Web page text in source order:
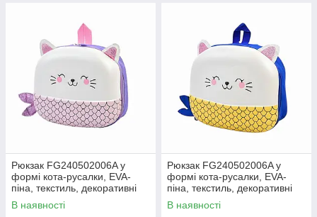
Рюкзак FG240502006A у
формі кота-русалки, EVA-
піна, текстиль, декоративні
блискітки, 23×20×8 см,
фіолетовий
В наявності
Рюкзак FG240502006A у
формі кота-русалки, EVA-
піна, текстиль, декоративні
блискітки, 23×20×8 см, жовто-
синій
В наявності